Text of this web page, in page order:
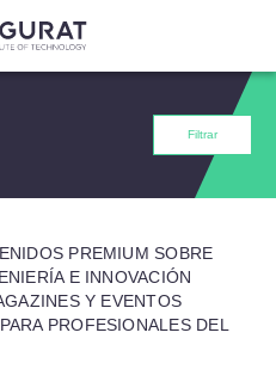
Filtrar
PREMIUM SOBRE
E INNOVACIÓN
Y EVENTOS
PROFESIONALES DEL